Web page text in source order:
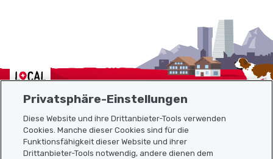
Localcities
Sitemap
Privatsphäre-Einstellungen
Diese Website und ihre Drittanbieter-Tools verwenden
Cookies. Manche dieser Cookies sind für die
Funktionsfähigkeit dieser Website und ihrer
Drittanbieter-Tools notwendig, andere dienen dem